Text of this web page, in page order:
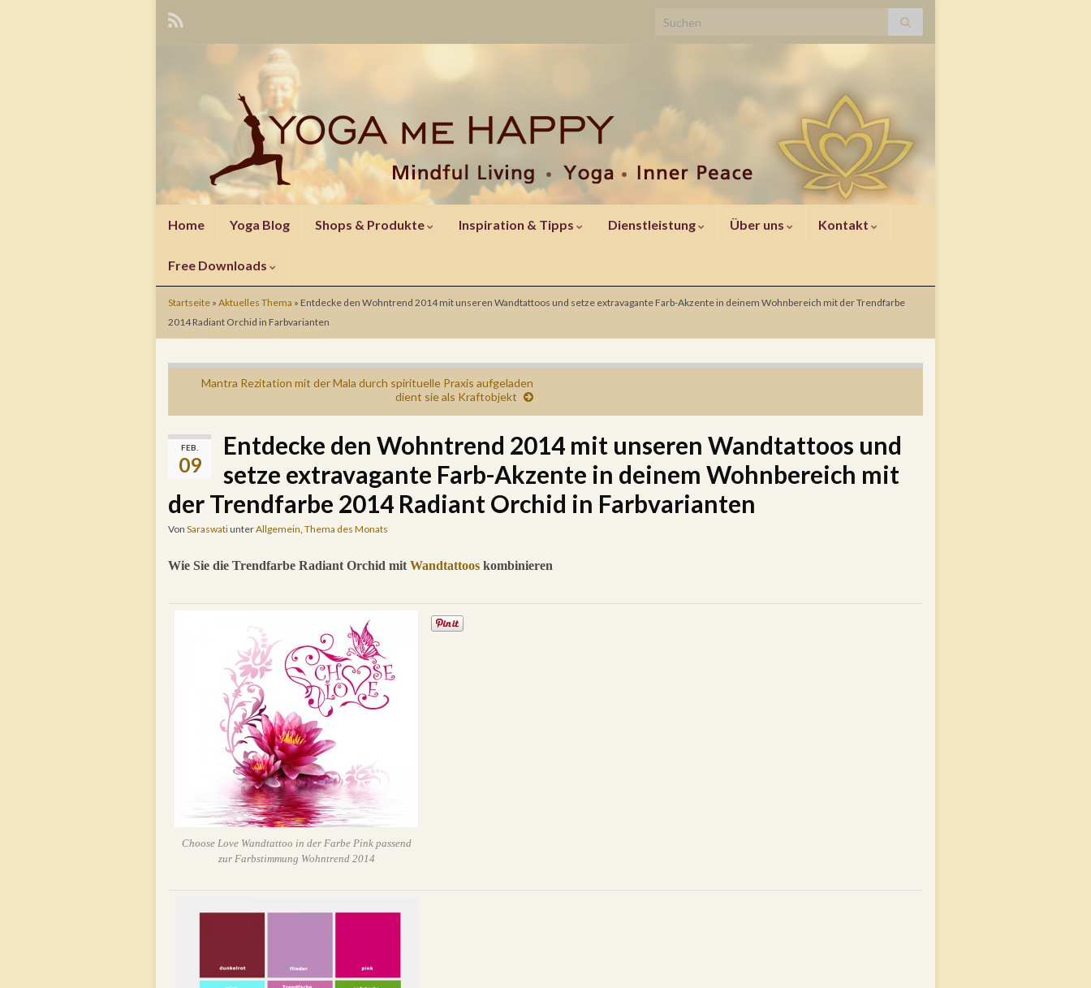
Search for:
Home Yoga Blog Shops & Produkte Inspiration & Tipps Dienstleistung Über uns Kontakt
Free Downloads
Startseite » Aktuelles Thema » Entdecke den Wohntrend 2014 mit unseren Wandtattoos und setze extravagante Farb-Akzente in deinem Wohnbereich mit der Trendfarbe
2014 Radiant Orchid in Farbvarianten
Mantra Rezitation mit der Mala durch spirituelle Praxis aufgeladen
dient sie als Kraftobjekt
FEB.
09
Entdecke den Wohntrend 2014 mit unseren Wandtattoos und
setze extravagante Farb-Akzente in deinem Wohnbereich mit
der Trendfarbe 2014 Radiant Orchid in Farbvarianten
Von SaraswatiunterAllgemein, Thema des Monats
Wie Sie die Trendfarbe Radiant Orchid mit Wandtattoos kombinieren
Choose Love Wandtattoo in der Farbe Pink passend
zur Farbstimmung Wohntrend 2014